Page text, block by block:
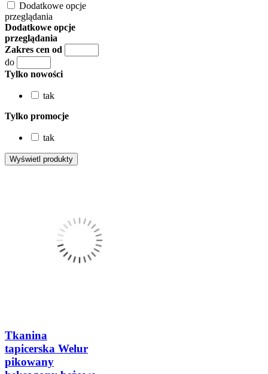
Dodatkowe opcje
przeglądania
Dodatkowe opcje
przeglądania
Zakres cen od
do
Tylko nowości
tak
Tylko promocje
tak
Tkanina
tapicerska Welur
pikowany